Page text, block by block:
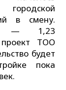
в смену.
— 1,23
проект ТОО
будет
пока